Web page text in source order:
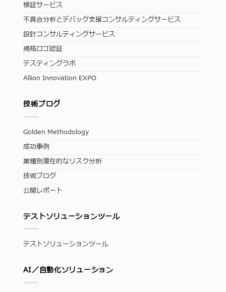
検証サービス
不具合分析とデバッグ支援コンサルティングサービス
設計コンサルティングサービス
規格ロゴ認証
テスティングラボ
Allion Innovation EXPO
技術ブログ
Golden Methodology
成功事例
業種別潜在的なリスク分析
技術ブログ
公開レポート
テストソリューションツール
テストソリューションツール
AI／自動化ソリューション